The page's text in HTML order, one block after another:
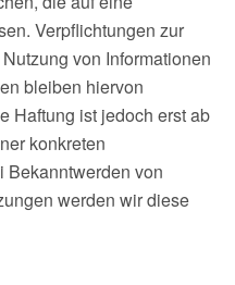
Verpflichtungen zur
von Informationen
bleiben hiervon
Haftung ist jedoch erst ab
konkreten
Bekanntwerden von
werden wir diese